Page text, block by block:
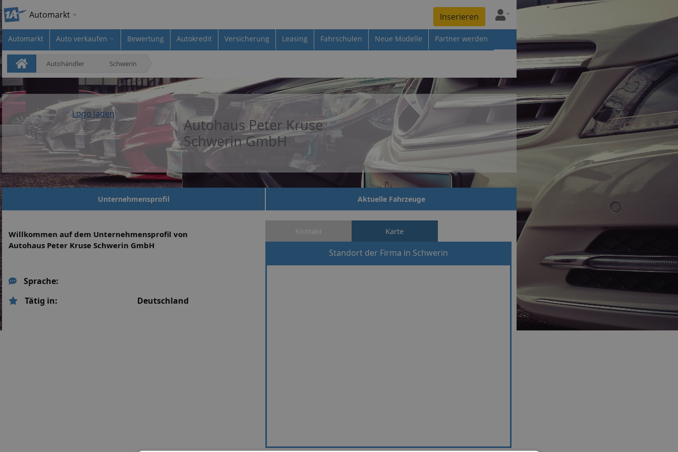
Automarkt Inserieren
Automarkt Auto verkaufen Bewertung Autokredit Versicherung Leasing Fahrschulen Neue Modelle Partner werden
Autohändler Schwerin
Logo laden
Autohaus Peter Kruse
Schwerin GmbH
Unternehmensprofil Aktuelle Fahrzeuge
Willkommen auf dem Unternehmensprofil von
Autohaus Peter Kruse Schwerin GmbH
Sprache:
Tätig in:
Deutschland
Kontakt Karte
Standort der Firma in Schwerin